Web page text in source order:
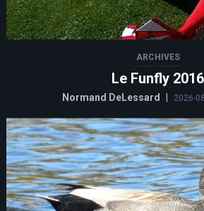
ARCHIVES
Le Funfly 2016
Normand DeLessard | 2026-